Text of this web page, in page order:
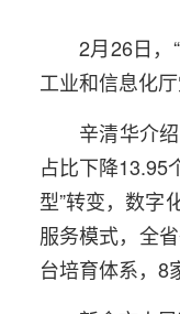
2月26日，
工业和信息化
辛清华介
占比下降13.95
型”转变，数字
服务模式，全
台培育体系，8